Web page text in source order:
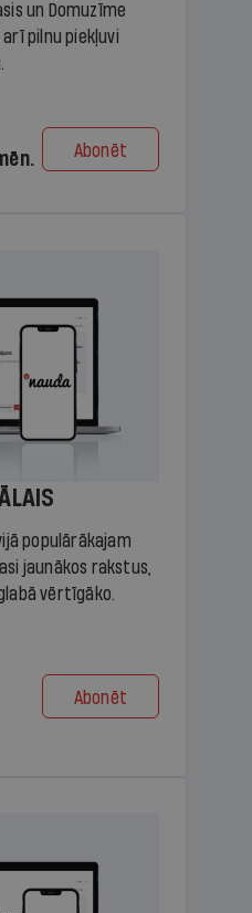
un Domuzīme
pilnu piekļuvi
Abonēt
populārākajam
jaunākos rakstus,
vērtīgāko.
Abonēt